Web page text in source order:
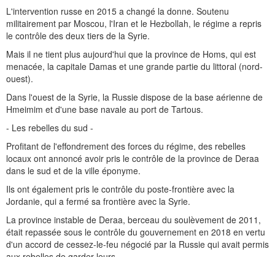
L'intervention russe en 2015 a changé la donne. Soutenu
militairement par Moscou, l'Iran et le Hezbollah, le régime a repris
le contrôle des deux tiers de la Syrie.
Mais il ne tient plus aujourd'hui que la province de Homs, qui est
menacée, la capitale Damas et une grande partie du littoral (nord-
ouest).
Dans l'ouest de la Syrie, la Russie dispose de la base aérienne de
Hmeimim et d'une base navale au port de Tartous.
- Les rebelles du sud -
Profitant de l'effondrement des forces du régime, des rebelles
locaux ont annoncé avoir pris le contrôle de la province de Deraa
dans le sud et de la ville éponyme.
Ils ont également pris le contrôle du poste-frontière avec la
Jordanie, qui a fermé sa frontière avec la Syrie.
La province instable de Deraa, berceau du soulèvement de 2011,
était repassée sous le contrôle du gouvernement en 2018 en vertu
d'un accord de cessez-le-feu négocié par la Russie qui avait permis